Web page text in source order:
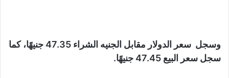
وسجل سعر الدولار مقابل الجنيه الشراء 47.35 جنيهًا، كما
سجل سعر البيع 47.45 جنيهًا.